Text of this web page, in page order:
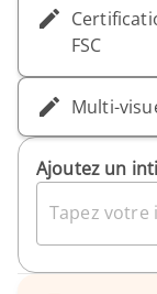
FSC
Multi-
Ajoutez un
Tapez